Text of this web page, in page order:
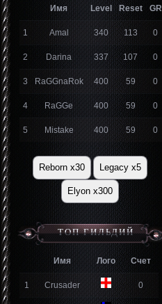
Имя Level Reset GR
1 Amal 340 113 0
2 Darina 337 107 0
3 RaGGnaRok 400 59 0
4 RaGGe 400 59 0
5 Mistake 400 59 0
Reborn x30 Legacy x5
Elyon x300
ТОП ГИЛЬДИЙ
Имя Лого Счет
1 Crusader 0